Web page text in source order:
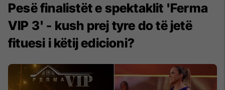
Pesë finalistët e spektaklit 'Ferma
VIP 3' - kush prej tyre do të jetë
fituesi i këtij edicioni?